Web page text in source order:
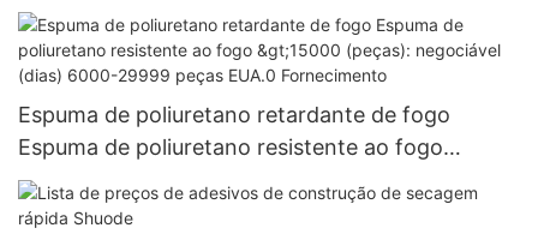
Espuma de poliuretano retardante de fogo
Espuma de poliuretano resistente ao fogo
>15000 (peças): negociável (dias) 6000-29999
peças EUA.0 Fornecimento